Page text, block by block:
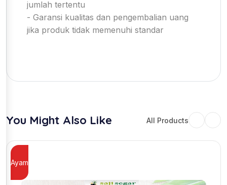
jumlah tertentu
- Garansi kualitas dan pengembalian uang
jika produk tidak memenuhi standar
You Might Also Like All Products
Ayam